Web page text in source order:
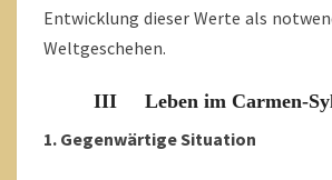
Entwicklung dieser Werte als
Weltgeschehen.
III Leben im Carmen-
1. Gegenwärtige Situation